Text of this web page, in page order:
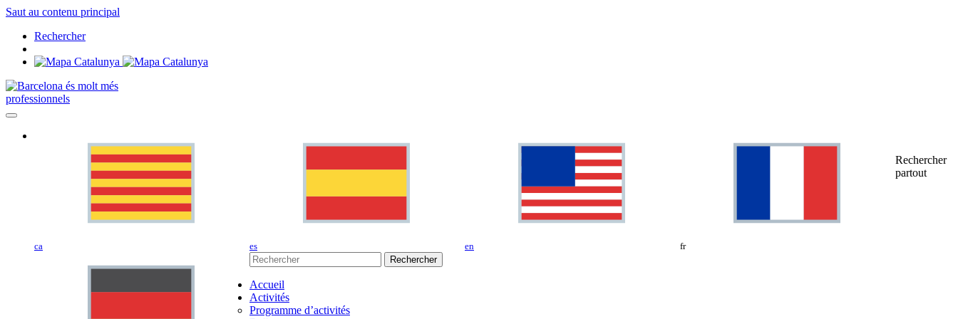
Saut au contenu principal
Rechercher
professionnels
ca es en fr
Rechercher
partout
Rechercher
Accueil
Activités
Programme d’activités